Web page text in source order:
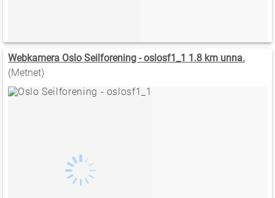
Webkamera Oslo Seilforening - oslosf1_1 1.8 km unna.
(Metnet)